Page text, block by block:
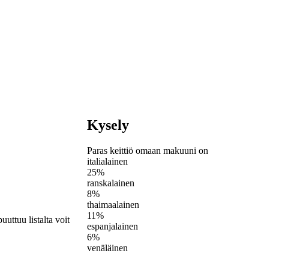
listalta voit
Kysely
Paras keittiö omaan makuuni on
italialainen
25%
ranskalainen
8%
thaimaalainen
11%
espanjalainen
6%
venäläinen